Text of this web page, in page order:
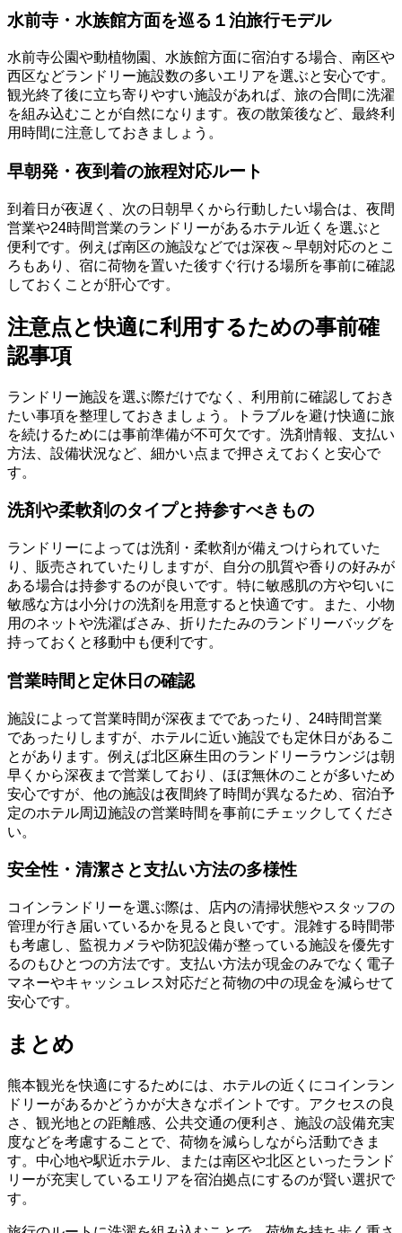
水前寺・水族館方面を巡る１泊旅行モデル
水前寺公園や動植物園、水族館方面に宿泊する場合、南区や
西区などランドリー施設数の多いエリアを選ぶと安心です。
観光終了後に立ち寄りやすい施設があれば、旅の合間に洗濯
を組み込むことが自然になります。夜の散策後など、最終利
用時間に注意しておきましょう。
早朝発・夜到着の旅程対応ルート
到着日が夜遅く、次の日朝早くから行動したい場合は、夜間
営業や24時間営業のランドリーがあるホテル近くを選ぶと
便利です。例えば南区の施設などでは深夜～早朝対応のとこ
ろもあり、宿に荷物を置いた後すぐ行ける場所を事前に確認
しておくことが肝心です。
注意点と快適に利用するための事前確
認事項
ランドリー施設を選ぶ際だけでなく、利用前に確認しておき
たい事項を整理しておきましょう。トラブルを避け快適に旅
を続けるためには事前準備が不可欠です。洗剤情報、支払い
方法、設備状況など、細かい点まで押さえておくと安心で
す。
洗剤や柔軟剤のタイプと持参すべきもの
ランドリーによっては洗剤・柔軟剤が備えつけられていた
り、販売されていたりしますが、自分の肌質や香りの好みが
ある場合は持参するのが良いです。特に敏感肌の方や匂いに
敏感な方は小分けの洗剤を用意すると快適です。また、小物
用のネットや洗濯ばさみ、折りたたみのランドリーバッグを
持っておくと移動中も便利です。
営業時間と定休日の確認
施設によって営業時間が深夜までであったり、24時間営業
であったりしますが、ホテルに近い施設でも定休日があるこ
とがあります。例えば北区麻生田のランドリーラウンジは朝
早くから深夜まで営業しており、ほぼ無休のことが多いため
安心ですが、他の施設は夜間終了時間が異なるため、宿泊予
定のホテル周辺施設の営業時間を事前にチェックしてくださ
い。
安全性・清潔さと支払い方法の多様性
コインランドリーを選ぶ際は、店内の清掃状態やスタッフの
管理が行き届いているかを見ると良いです。混雑する時間帯
も考慮し、監視カメラや防犯設備が整っている施設を優先す
るのもひとつの方法です。支払い方法が現金のみでなく電子
マネーやキャッシュレス対応だと荷物の中の現金を減らせて
安心です。
まとめ
熊本観光を快適にするためには、ホテルの近くにコインラン
ドリーがあるかどうかが大きなポイントです。アクセスの良
さ、観光地との距離感、公共交通の便利さ、施設の設備充実
度などを考慮することで、荷物を減らしながら活動できま
す。中心地や駅近ホテル、または南区や北区といったランド
リーが充実しているエリアを宿泊拠点にするのが賢い選択で
す。